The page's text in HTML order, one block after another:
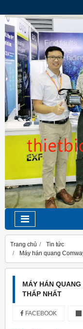
Trang chủ
Tin tức
Máy hán quang
MÁY HÁN
THẤP NHẤT
FACEBOOK